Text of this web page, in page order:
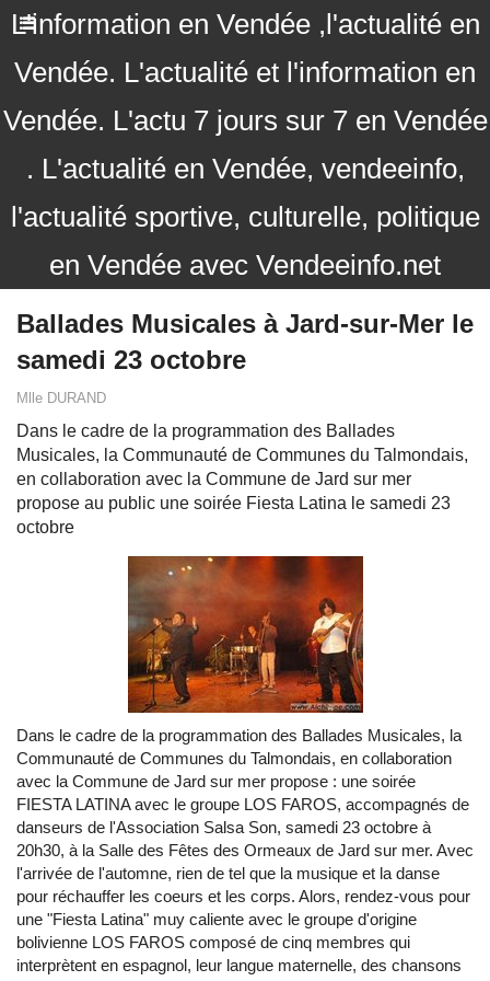
L'information en Vendée ,l'actualité en
Vendée. L'actualité et l'information en
Vendée. L'actu 7 jours sur 7 en Vendée
. L'actualité en Vendée, vendeeinfo,
l'actualité sportive, culturelle, politique
en Vendée avec Vendeeinfo.net
Ballades Musicales à Jard-sur-Mer le
samedi 23 octobre
Mlle DURAND
Dans le cadre de la programmation des Ballades
Musicales, la Communauté de Communes du Talmondais,
en collaboration avec la Commune de Jard sur mer
propose au public une soirée Fiesta Latina le samedi 23
octobre
Dans le cadre de la programmation des Ballades Musicales, la
Communauté de Communes du Talmondais, en collaboration
avec la Commune de Jard sur mer propose : une soirée
FIESTA LATINA avec le groupe LOS FAROS, accompagnés de
danseurs de l'Association Salsa Son, samedi 23 octobre à
20h30, à la Salle des Fêtes des Ormeaux de Jard sur mer. Avec
l'arrivée de l'automne, rien de tel que la musique et la danse
pour réchauffer les coeurs et les corps. Alors, rendez-vous pour
une "Fiesta Latina" muy caliente avec le groupe d'origine
bolivienne LOS FAROS composé de cinq membres qui
interprètent en espagnol, leur langue maternelle, des chansons